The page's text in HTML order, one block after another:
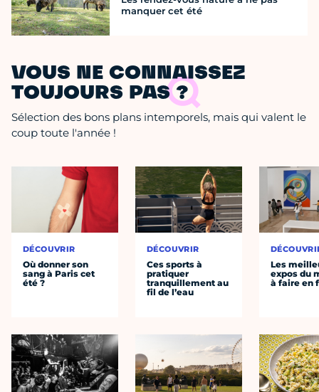
manquer cet été
VOUS NE CONNAISSEZ
TOUJOURS PAS ?
Sélection des bons plans intemporels, mais qui valent le
coup toute l'année !
DÉCOUVRIR
Où donner son
sang à Paris cet
été ?
DÉCOUVRIR
Ces sports à
pratiquer
tranquillement au
fil de l’eau
Les
expos du
à faire en